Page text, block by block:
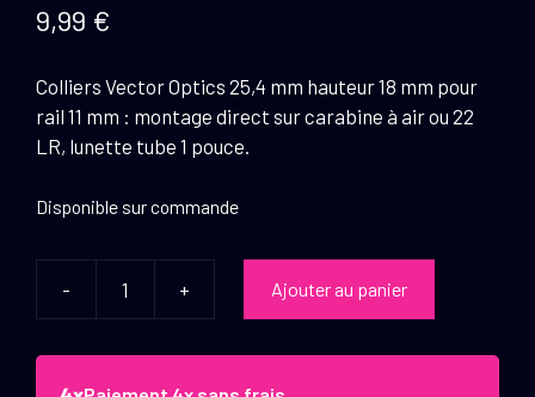
9,99 €
Colliers Vector Optics 25,4 mm hauteur 18 mm pour
rail 11 mm : montage direct sur carabine à air ou 22
LR, lunette tube 1 pouce.
Disponible sur commande
-
quantité
Vector
Optics
+ Ajouter au panier